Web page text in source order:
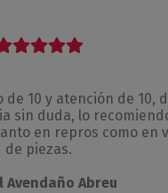
10 y atención de 10,
sin duda, lo
en repros como en
de piezas.
Avendaño Abreu